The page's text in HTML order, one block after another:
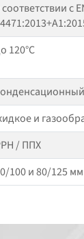
соответствии с
120°C
и
/ ППХ
100 и 80/125 мм